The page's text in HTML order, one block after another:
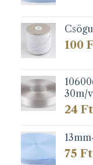
100
30m/
24 Ft
75 Ft